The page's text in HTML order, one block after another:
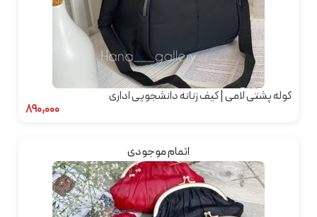
کوله پشتی لامی | کیف زنانه دانشجویی اداری
اتمام موجودی